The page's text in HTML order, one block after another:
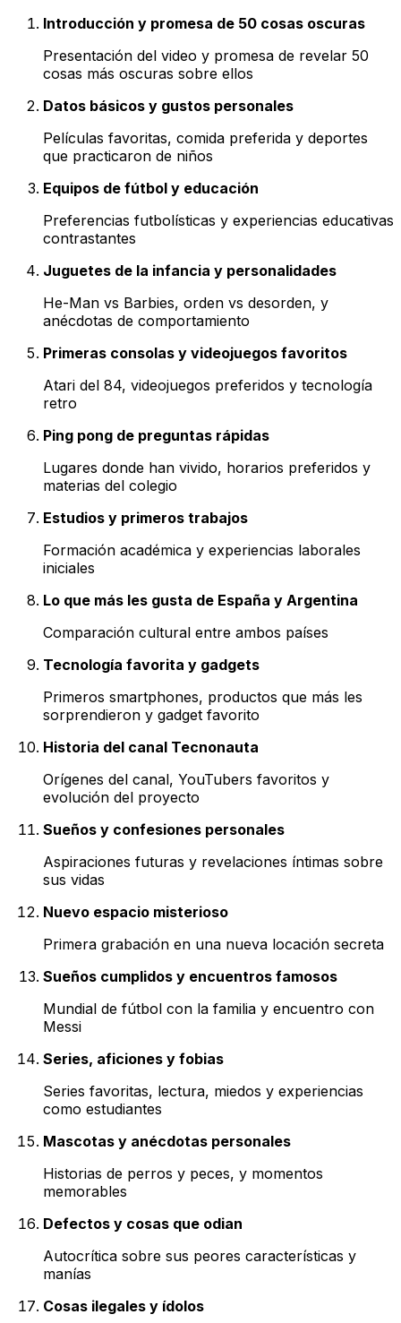
Introducción y promesa de 50 cosas oscuras
Presentación del video y promesa de revelar 50
cosas más oscuras sobre ellos
Datos básicos y gustos personales
Películas favoritas, comida preferida y deportes
que practicaron de niños
Equipos de fútbol y educación
Preferencias futbolísticas y experiencias educativas
contrastantes
Juguetes de la infancia y personalidades
He-Man vs Barbies, orden vs desorden, y
anécdotas de comportamiento
Primeras consolas y videojuegos favoritos
Atari del 84, videojuegos preferidos y tecnología
retro
Ping pong de preguntas rápidas
Lugares donde han vivido, horarios preferidos y
materias del colegio
Estudios y primeros trabajos
Formación académica y experiencias laborales
iniciales
Lo que más les gusta de España y Argentina
Comparación cultural entre ambos países
Tecnología favorita y gadgets
Primeros smartphones, productos que más les
sorprendieron y gadget favorito
Historia del canal Tecnonauta
Orígenes del canal, YouTubers favoritos y
evolución del proyecto
Sueños y confesiones personales
Aspiraciones futuras y revelaciones íntimas sobre
sus vidas
Nuevo espacio misterioso
Primera grabación en una nueva locación secreta
Sueños cumplidos y encuentros famosos
Mundial de fútbol con la familia y encuentro con
Messi
Series, aficiones y fobias
Series favoritas, lectura, miedos y experiencias
como estudiantes
Mascotas y anécdotas personales
Historias de perros y peces, y momentos
memorables
Defectos y cosas que odian
Autocrítica sobre sus peores características y
manías
Cosas ilegales y ídolos